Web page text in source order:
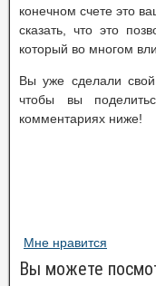
конечном счете это
сказать, что это
который во многом
Вы уже сделали
чтобы вы
комментариях ниже!
Мне нравится
Вы можете